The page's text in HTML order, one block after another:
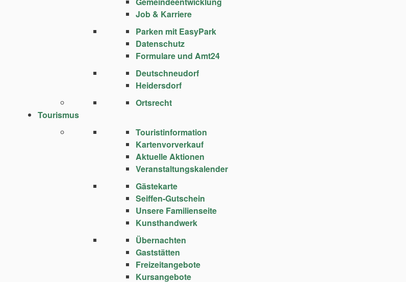
Job & Karriere
Parken mit EasyPark
Datenschutz
Formulare und Amt24
Deutschneudorf
Heidersdorf
Ortsrecht
Tourismus
Touristinformation
Kartenvorverkauf
Aktuelle Aktionen
Veranstaltungskalender
Gästekarte
Seiffen-Gutschein
Unsere Familienseite
Kunsthandwerk
Übernachten
Gaststätten
Freizeitangebote
Kursangebote